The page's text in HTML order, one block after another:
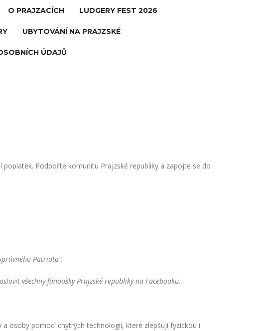
O PRAJZACÍCH LUDGERY FEST 2026
UBYTOVÁNÍ NA PRAJZSKÉ
ÚDAJŮ
Podpořte komunitu Prajzské republiky a zapojte se do
Patriota“.
všechny fanoušky Prajzské republiky na Facebooku.
a osoby pomocí chytrých technologií, které zlepšují fyzickou i